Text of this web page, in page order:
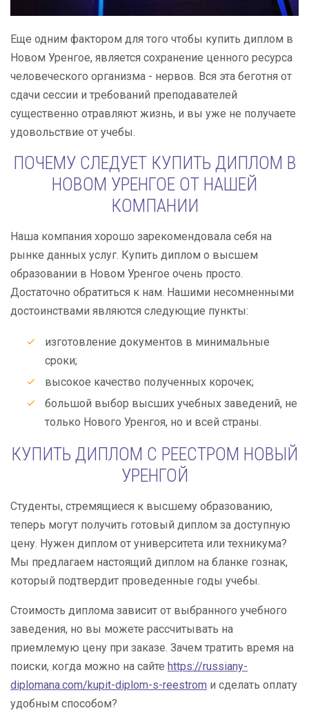
Еще одним фактором для того чтобы купить диплом в
Новом Уренгое, является сохранение ценного ресурса
человеческого организма - нервов. Вся эта беготня от
сдачи сессии и требований преподавателей
существенно отравляют жизнь, и вы уже не получаете
удовольствие от учебы.
ПОЧЕМУ СЛЕДУЕТ КУПИТЬ ДИПЛОМ В
НОВОМ УРЕНГОЕ ОТ НАШЕЙ
КОМПАНИИ
Наша компания хорошо зарекомендовала себя на
рынке данных услуг. Купить диплом о высшем
образовании в Новом Уренгое очень просто.
Достаточно обратиться к нам. Нашими несомненными
достоинствами являются следующие пункты:
изготовление документов в минимальные
сроки;
высокое качество полученных корочек;
большой выбор высших учебных заведений, не
только Нового Уренгоя, но и всей страны.
КУПИТЬ ДИПЛОМ С РЕЕСТРОМ НОВЫЙ
УРЕНГОЙ
Студенты, стремящиеся к высшему образованию,
теперь могут получить готовый диплом за доступную
цену. Нужен диплом от университета или техникума?
Мы предлагаем настоящий диплом на бланке гознак,
который подтвердит проведенные годы учебы.
Стоимость диплома зависит от выбранного учебного
заведения, но вы можете рассчитывать на
приемлемую цену при заказе. Зачем тратить время на
поиски, когда можно на сайте https://russiany-
diplomana.com/kupit-diplom-s-reestrom и сделать оплату
удобным способом?